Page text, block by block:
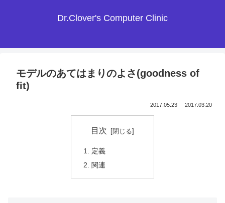
Dr.Clover's Computer Clinic
モデルのあてはまりのよさ(goodness of
fit)
2017.05.23 2017.03.20
目次
定義
関連